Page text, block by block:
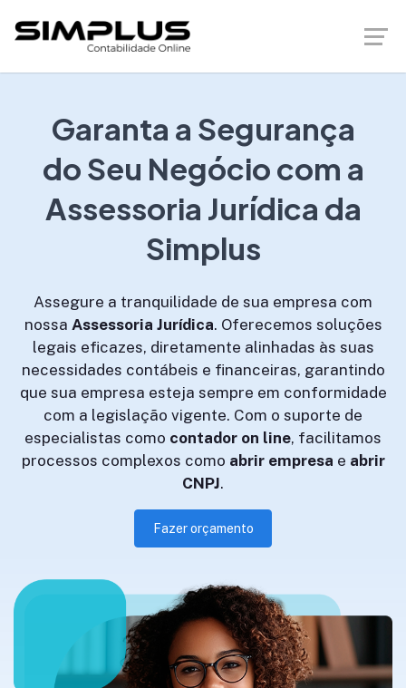
Garanta a Segurança
do Seu Negócio com a
Assessoria Jurídica da
Simplus
Assegure a tranquilidade de sua empresa com
nossa Assessoria Jurídica. Oferecemos soluções
legais eficazes, diretamente alinhadas às suas
necessidades contábeis e financeiras, garantindo
que sua empresa esteja sempre em conformidade
com a legislação vigente. Com o suporte de
especialistas como contador on line, facilitamos
processos complexos como abrir empresa e abrir
CNPJ.
Fazer orçamento